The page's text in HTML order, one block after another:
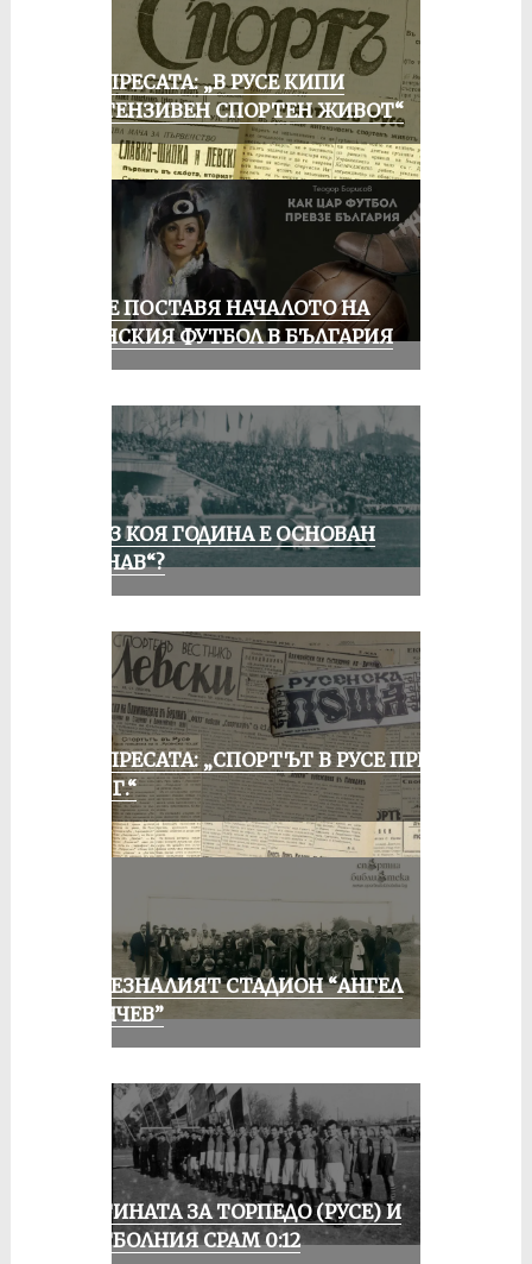
ОТ ПРЕСАТА: „В РУСЕ КИПИ
ИНТЕНЗИВЕН СПОРТЕН ЖИВОТ“
РУСЕ ПОСТАВЯ НАЧАЛОТО НА
ЖЕНСКИЯ ФУТБОЛ В БЪЛГАРИЯ
ПРЕЗ КОЯ ГОДИНА Е ОСНОВАН
„ДУНАВ“?
ОТ ПРЕСАТА: „СПОРТЪТ В РУСЕ ПРЕЗ
1935 Г.“
ИЗЧЕЗНАЛИЯТ СТАДИОН “АНГЕЛ
КЪНЧЕВ”
ИСТИНАТА ЗА ТОРПЕДО (РУСЕ) И
ФУТБОЛНИЯ СРАМ 0:12